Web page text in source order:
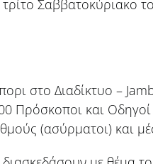
Σαββατοκύριακο
στο Διαδίκτυο –
Πρόσκοποι και
(ασύρματοι) και